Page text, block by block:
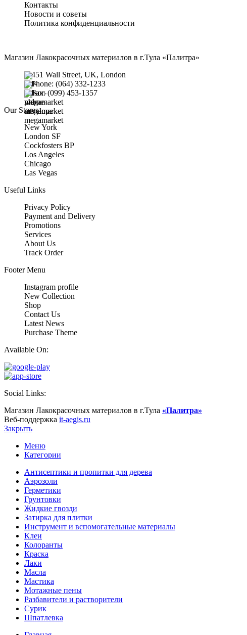
Контакты
Новости и советы
Политика конфиденциальности
Магазин Лакокрасочных материалов в г.Тула «Палитра»
451 Wall Street, UK, London
Phone: (064) 332-1233
Fax: (099) 453-1357
Our Stores
New York
London SF
Cockfosters BP
Los Angeles
Chicago
Las Vegas
Useful Links
Privacy Policy
Payment and Delivery
Promotions
Services
About Us
Track Order
Footer Menu
Instagram profile
New Collection
Shop
Contact Us
Latest News
Purchase Theme
Available On:
Social Links:
Магазин Лакокрасочных материалов в г.Тула «Палитра»
Веб-поддержка it-aegis.ru
Закрыть
Меню
Категории
Антисептики и пропитки для дерева
Аэрозоли
Герметики
Грунтовки
Жидкие гвозди
Затирка для плитки
Инструмент и вспомогательные материалы
Клеи
Колоранты
Краска
Лаки
Масла
Мастика
Мотажные пены
Разбавители и растворители
Сурик
Шпатлевка